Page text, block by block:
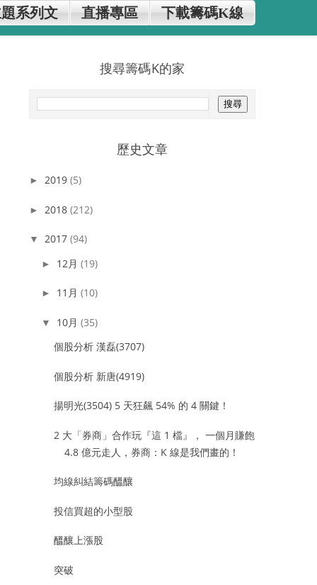
系列文 直播專區 下載籌碼K線
搜尋籌碼K的家
歷史文章
► 2019 (5)
► 2018 (212)
▼ 2017 (94)
► 12月 (19)
► 11月 (10)
▼ 10月 (35)
個股分析 漢磊(3707)
個股分析 新唐(4919)
揚明光(3504) 5 天狂飆 54% 的 4 關鍵！
2 大「券商」合作玩『這 1 檔』， 一個月賺飽
4.8 億元走人，券商：k 線是我們畫的！
均線糾結籌碼醞釀
投信買超的小型股
醞釀上漲股
突破